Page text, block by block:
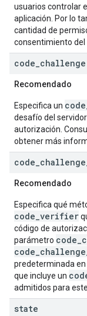
usuarios controlar
aplicación. Por lo
cantidad de
consentimiento del
code challenge
Recomendado
Especifica un
desafío del
autorización.
obtener más
code challenge
Recomendado
Especifica qué
code_verifier
código de
parámetro
predeterminada en
que incluye un
admitidos para
state